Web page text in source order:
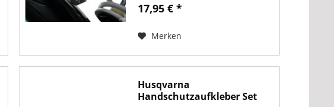
17,95 € *
Merken
Husqvarna
Handschutzaufkleber Set